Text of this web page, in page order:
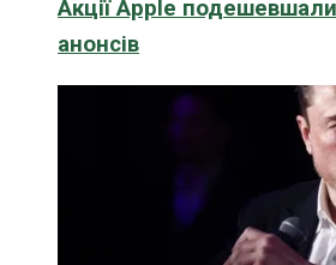
Акції Apple
анонсів